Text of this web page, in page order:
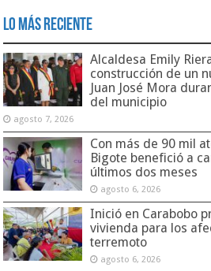
Lo Más Reciente
Alcaldesa Emily
construcción de un
Juan José Mora
del municipio
agosto 7, 2026
Con más de 90 mil
Bigote benefició a
últimos dos meses
agosto 6, 2026
Inició en Carabobo
vivienda para los
terremoto
agosto 6, 2026